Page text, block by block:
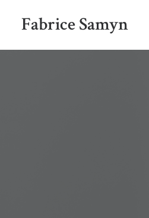
Fabrice Samyn